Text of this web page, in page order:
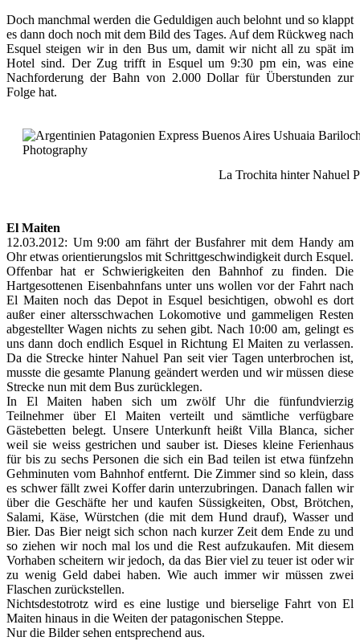
Doch manchmal werden die Geduldigen auch belohnt und so klappt
es dann doch noch mit dem Bild des Tages. Auf dem Rückweg nach
Esquel steigen wir in den Bus um, damit wir nicht all zu spät im
Hotel sind. Der Zug trifft in Esquel um 9:30 pm ein, was eine
Nachforderung der Bahn von 2.000 Dollar für Überstunden zur
Folge hat.
La Trochita hinter Nahuel
El Maiten
12.03.2012: Um 9:00 am fährt der Busfahrer mit dem Handy am
Ohr etwas orientierungslos mit Schrittgeschwindigkeit durch Esquel.
Offenbar hat er Schwierigkeiten den Bahnhof zu finden. Die
Hartgesottenen Eisenbahnfans unter uns wollen vor der Fahrt nach
El Maiten noch das Depot in Esquel besichtigen, obwohl es dort
außer einer altersschwachen Lokomotive und gammeligen Resten
abgestellter Wagen nichts zu sehen gibt. Nach 10:00 am, gelingt es
uns dann doch endlich Esquel in Richtung El Maiten zu verlassen.
Da die Strecke hinter Nahuel Pan seit vier Tagen unterbrochen ist,
musste die gesamte Planung geändert werden und wir müssen diese
Strecke nun mit dem Bus zurücklegen.
In El Maiten haben sich um zwölf Uhr die fünfundvierzig
Teilnehmer über El Maiten verteilt und sämtliche verfügbare
Gästebetten belegt. Unsere Unterkunft heißt Villa Blanca, sicher
weil sie weiss gestrichen und sauber ist. Dieses kleine Ferienhaus
für bis zu sechs Personen die sich ein Bad teilen ist etwa fünfzehn
Gehminuten vom Bahnhof entfernt. Die Zimmer sind so klein, dass
es schwer fällt zwei Koffer darin unterzubringen. Danach fallen wir
über die Geschäfte her und kaufen Süssigkeiten, Obst, Brötchen,
Salami, Käse, Würstchen (die mit dem Hund drauf), Wasser und
Bier. Das Bier neigt sich schon nach kurzer Zeit dem Ende zu und
so ziehen wir noch mal los und die Rest aufzukaufen. Mit diesem
Vorhaben scheitern wir jedoch, da das Bier viel zu teuer ist oder wir
zu wenig Geld dabei haben. Wie auch immer wir müssen zwei
Flaschen zurückstellen.
Nichtsdestotrotz wird es eine lustige und bierselige Fahrt von El
Maiten hinaus in die Weiten der patagonischen Steppe.
Nur die Bilder sehen entsprechend aus.